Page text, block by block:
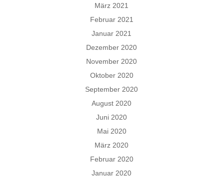
März 2021
Februar 2021
Januar 2021
Dezember 2020
November 2020
Oktober 2020
September 2020
August 2020
Juni 2020
Mai 2020
März 2020
Februar 2020
Januar 2020